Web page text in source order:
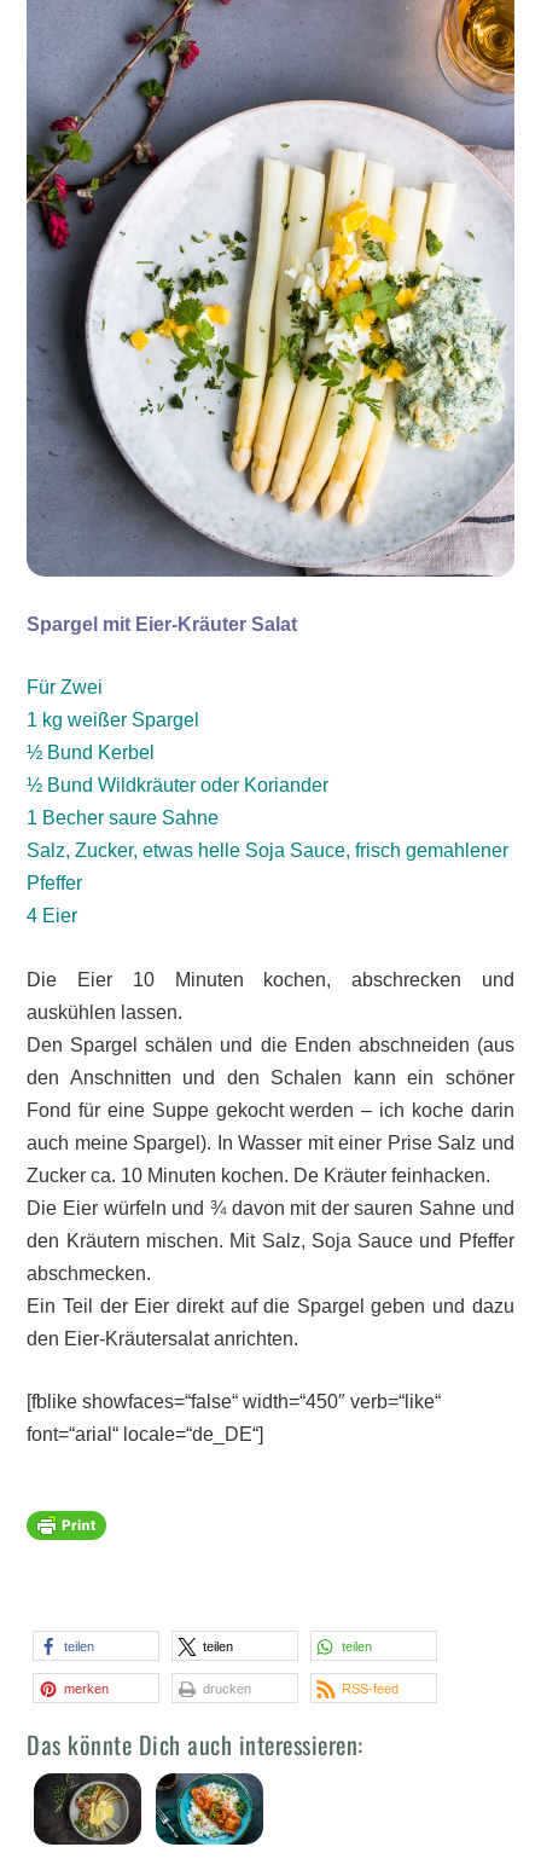
Spargel mit Eier-Kräuter Salat
Für Zwei
1 kg weißer Spargel
½ Bund Kerbel
½ Bund Wildkräuter oder Koriander
1 Becher saure Sahne
Salz, Zucker, etwas helle Soja Sauce, frisch gemahlener
Pfeffer
4 Eier
Die Eier 10 Minuten kochen, abschrecken und
auskühlen lassen.
Den Spargel schälen und die Enden abschneiden (aus
den Anschnitten und den Schalen kann ein schöner
Fond für eine Suppe gekocht werden – ich koche darin
auch meine Spargel). In Wasser mit einer Prise Salz und
Zucker ca. 10 Minuten kochen. De Kräuter feinhacken.
Die Eier würfeln und ¾ davon mit der sauren Sahne und
den Kräutern mischen. Mit Salz, Soja Sauce und Pfeffer
abschmecken.
Ein Teil der Eier direkt auf die Spargel geben und dazu
den Eier-Kräutersalat anrichten.
[fblike showfaces=“false“ width=“450″ verb=“like“
font=“arial“ locale=“de_DE“]
teilen teilen teilen
merken drucken RSS-feed
Das könnte Dich auch interessieren: